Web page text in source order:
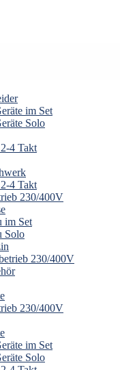
im Set
Solo
4 Takt
4 Takt
230/400V
im Set
Solo
230/400V
230/400V
im Set
Solo